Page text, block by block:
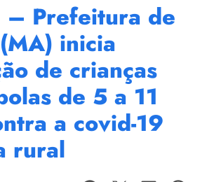
– Prefeitura de
inicia
de crianças
de 5 a 11
a covid-19
rural